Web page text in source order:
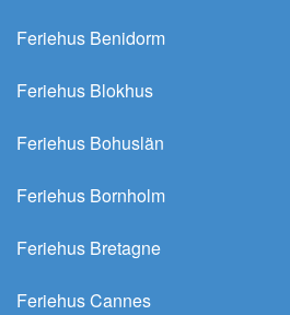
Feriehus Benidorm
Feriehus Blokhus
Feriehus Bohuslän
Feriehus Bornholm
Feriehus Bretagne
Feriehus Cannes